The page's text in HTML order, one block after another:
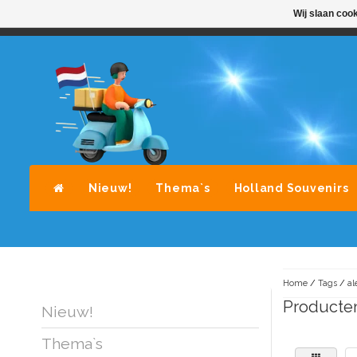
Nieuw! Thema`s Holland Souvenirs
Nieuw!
Thema`s
Home/ Tags/
Wij slaan